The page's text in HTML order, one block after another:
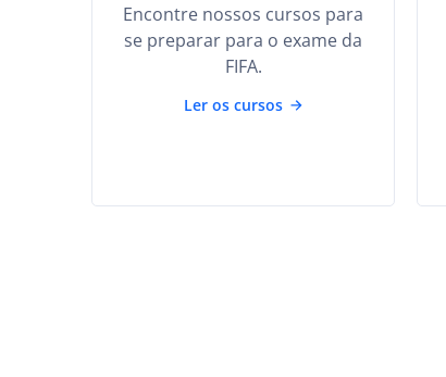
Encontre nossos cursos para
se preparar para o exame da
FIFA.
Ler os cursos